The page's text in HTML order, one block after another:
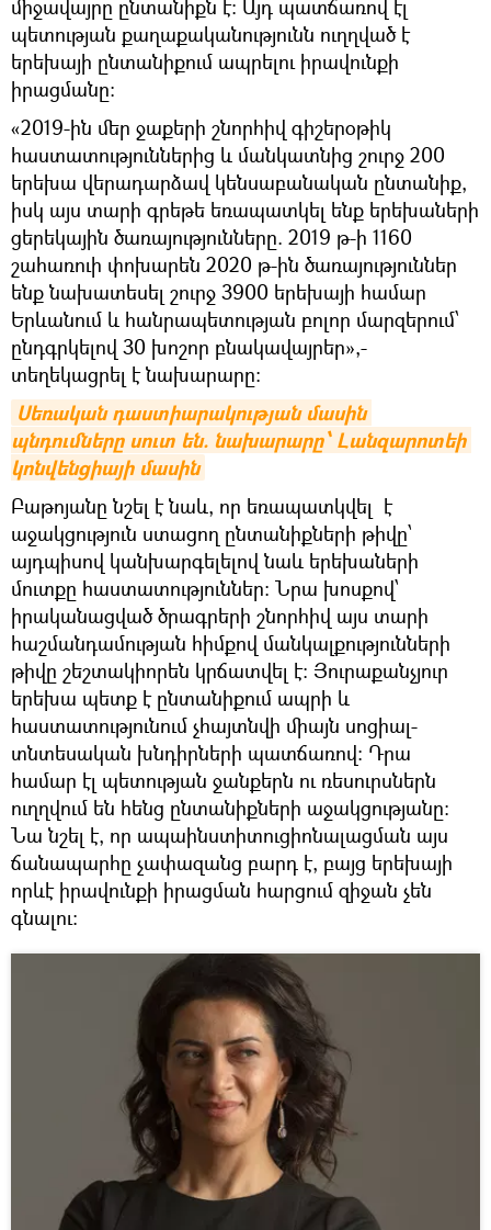
միջավայրը ընտանիքն է։ Այդ պատճառով էլ
պետության քաղաքականությունն ուղղված է
երեխայի ընտանիքում ապրելու իրավունքի
իրացմանը։
«2019-ին մեր ջաքերի շնորհիվ գիշերօթիկ
հաստատություններից և մանկատնից շուրջ 200
երեխա վերադարձավ կենսաբանական ընտանիք,
իսկ այս տարի գրեթե եռապատկել ենք երեխաների
ցերեկային ծառայությունները. 2019 թ-ի 1160
շահառուի փոխարեն 2020 թ-ին ծառայություններ
ենք նախատեսել շուրջ 3900 երեխայի համար
Երևանում և հանրապետության բոլոր մարզերում՝
ընդգրկելով 30 խոշոր բնակավայրեր»,-
տեղեկացրել է նախարարը։
Սեռական դաստիարակության մասին
պնդումները սուտ են. նախարարը՝ Լանզարոտեի
կոնվենցիայի մասին
Բաթոյանը նշել է նաև, որ եռապատկվել է
աջակցություն ստացող ընտանիքների թիվը՝
այդպիսով կանխարգելելով նաև երեխաների
մուտքը հաստատություններ։ Նրա խոսքով՝
իրականացված ծրագրերի շնորհիվ այս տարի
հաշմանդամության հիմքով մանկալքությունների
թիվը շեշտակիորեն կրճատվել է: Յուրաքանչյուր
երեխա պետք է ընտանիքում ապրի և
հաստատությունում չհայտնվի միայն սոցիալ-
տնտեսական խնդիրների պատճառով: Դրա
համար էլ պետության ջանքերն ու ռեսուրսներն
ուղղվում են հենց ընտանիքների աջակցությանը։
Նա նշել է, որ ապաինստիտուցիոնալացման այս
ճանապարհը չափազանց բարդ է, բայց երեխայի
որևէ իրավունքի իրացման հարցում զիջան չեն
գնալու։